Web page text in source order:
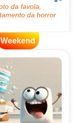
Weekend